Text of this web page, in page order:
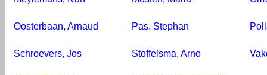
Oosterbaan, Arnaud Pas, Stephan
Schroevers, Jos Stoffelsma, Arno